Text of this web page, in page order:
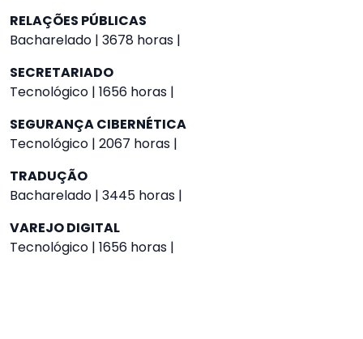
RELAÇÕES PÚBLICAS
Bacharelado | 3678 horas |
SECRETARIADO
Tecnológico | 1656 horas |
SEGURANÇA CIBERNÉTICA
Tecnológico | 2067 horas |
TRADUÇÃO
Bacharelado | 3445 horas |
VAREJO DIGITAL
Tecnológico | 1656 horas |